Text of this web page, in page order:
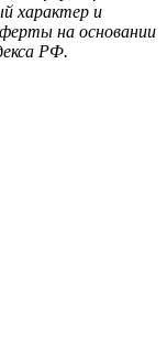
характер и
на основании
РФ.